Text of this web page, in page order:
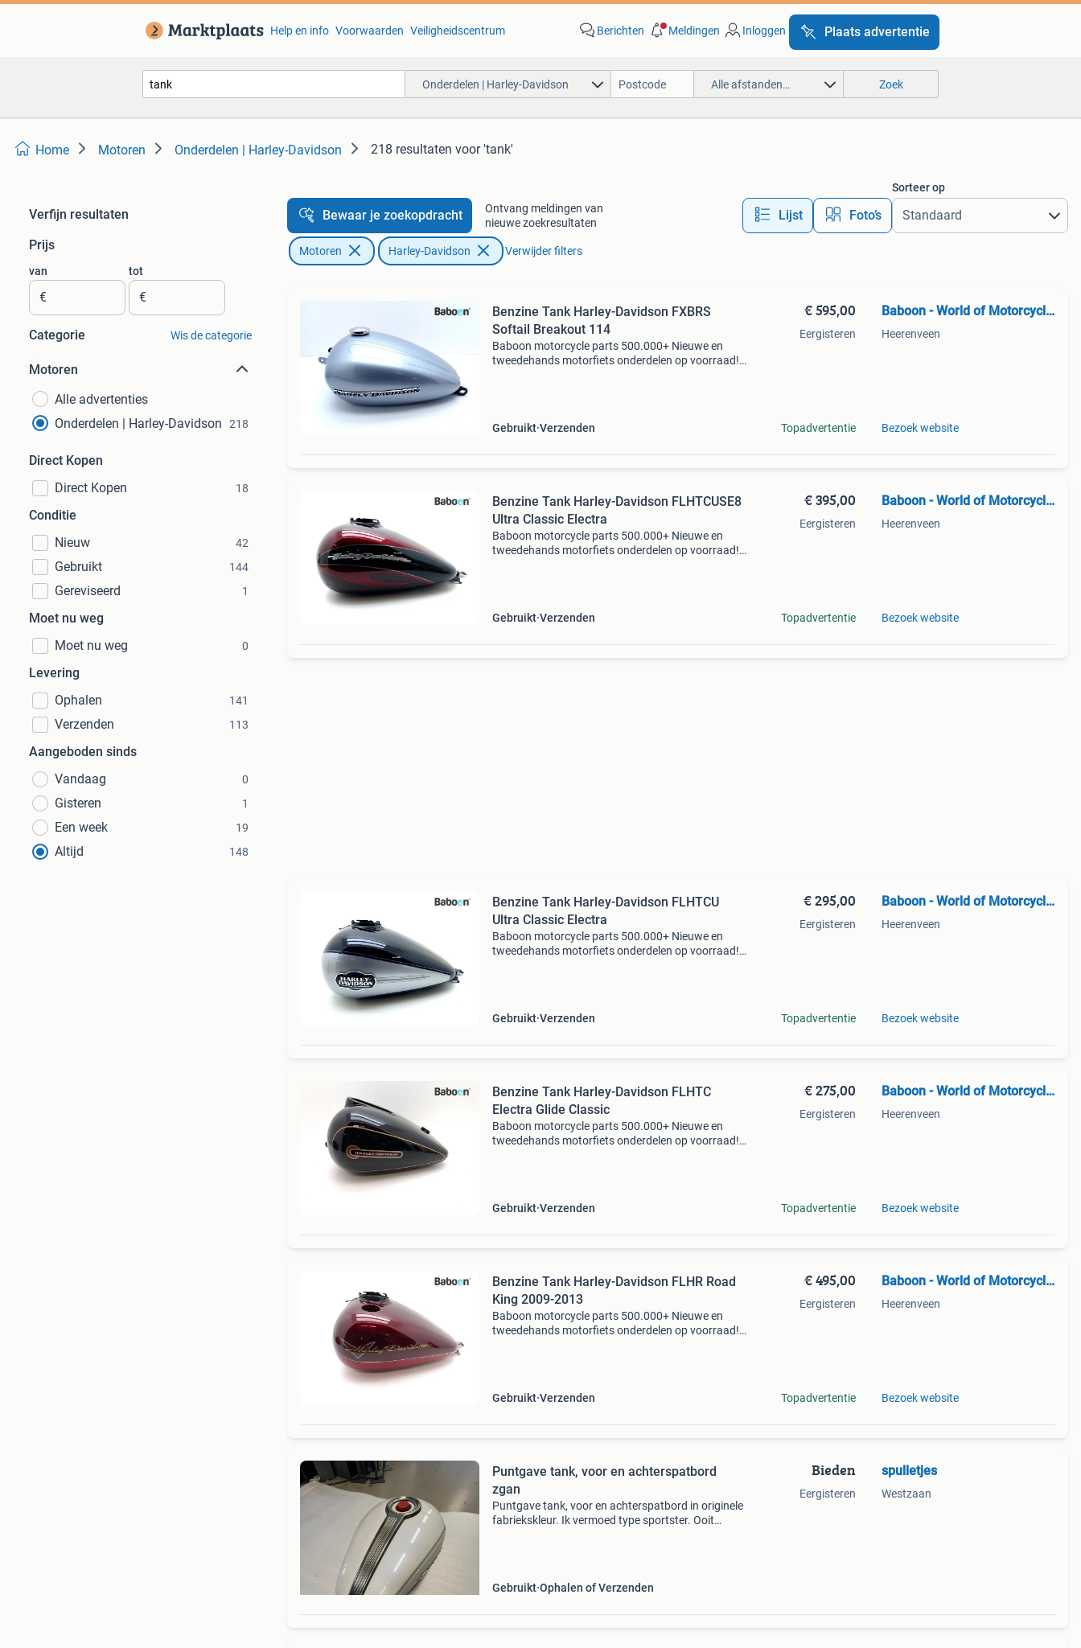
Help en info Voorwaarden Veiligheidscentrum Berichten Meldingen Inloggen Plaats advertentie
Onderdelen | Harley-Davidson Alle afstanden… Zoek
Home Motoren Onderdelen | Harley-Davidson 218 resultaten voor 'tank'
Verfijn resultaten
Prijs
van
€
tot
€
Categorie Wis de categorie
Motoren
Alle advertenties
Onderdelen | Harley-Davidson
218
Direct Kopen
Direct Kopen
18
Conditie
Nieuw
42
Gebruikt 144
Gereviseerd 1
Moet nu weg
Moet nu weg
0
Levering
Ophalen
141
Verzenden 113
Aangeboden sinds
Vandaag
0
Gisteren 1
Een week 19
Altijd 148
Bewaar je zoekopdracht
Ontvang meldingen van
nieuwe zoekresultaten
Lijst Foto’s
Sorteer op
Motoren Harley-Davidson Verwijder filters
Benzine Tank Harley-Davidson FXBRS
Softail Breakout 114
Baboon motorcycle parts 500.000+ Nieuwe en
tweedehands motorfiets onderdelen op voorraad!
Gebruikt Verzenden
€ 595,00
Eergisteren
Topadvertentie
Baboon - World of Motorcycle Parts
Heerenveen
Bezoek website
Benzine Tank Harley-Davidson FLHTCUSE8
Ultra Classic Electra
Baboon motorcycle parts 500.000+ Nieuwe en
tweedehands motorfiets onderdelen op voorraad!
Gebruikt Verzenden
€ 395,00
Eergisteren
Topadvertentie
Baboon - World of Motorcycle Parts
Heerenveen
Bezoek website
Benzine Tank Harley-Davidson FLHTCU
Ultra Classic Electra
Baboon motorcycle parts 500.000+ Nieuwe en
tweedehands motorfiets onderdelen op voorraad!
Gebruikt Verzenden
€ 295,00
Eergisteren
Topadvertentie
Baboon - World of Motorcycle Parts
Heerenveen
Bezoek website
Benzine Tank Harley-Davidson FLHTC
Electra Glide Classic
Baboon motorcycle parts 500.000+ Nieuwe en
tweedehands motorfiets onderdelen op voorraad!
Gebruikt Verzenden
€ 275,00
Eergisteren
Topadvertentie
Baboon - World of Motorcycle Parts
Heerenveen
Bezoek website
Benzine Tank Harley-Davidson FLHR Road
King 2009-2013
Baboon motorcycle parts 500.000+ Nieuwe en
tweedehands motorfiets onderdelen op voorraad!
Gebruikt Verzenden
€ 495,00
Eergisteren
Topadvertentie
Baboon - World of Motorcycle Parts
Heerenveen
Bezoek website
Puntgave tank, voor en achterspatbord
zgan
Puntgave tank, voor en achterspatbord in originele
fabriekskleur. Ik vermoed type sportster. Ooit
Gebruikt Ophalen of Verzenden
Bieden
Eergisteren
spulletjes
Westzaan